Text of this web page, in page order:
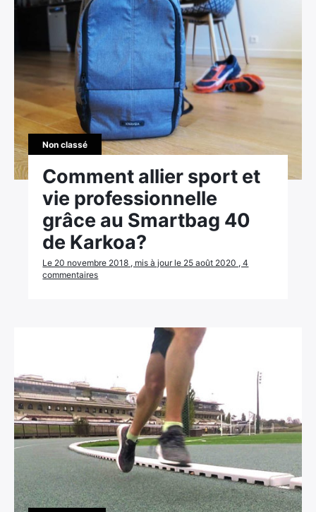
Non classé
Comment allier sport et
vie professionnelle
grâce au Smartbag 40
de Karkoa?
Le 20 novembre 2018 , mis à jour le 25 août 2020 , 4
commentaires